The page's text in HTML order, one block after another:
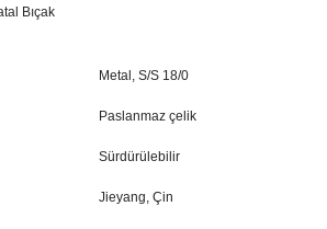
Bıçak
Metal, S/S 18/0
Paslanmaz çelik
Sürdürülebilir
Jieyang, Çin